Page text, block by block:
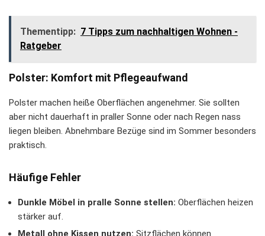
Thementipp: 7 Tipps zum nachhaltigen Wohnen -
Ratgeber
Polster: Komfort mit Pflegeaufwand
Polster machen heiße Oberflächen angenehmer. Sie sollten
aber nicht dauerhaft in praller Sonne oder nach Regen nass
liegen bleiben. Abnehmbare Bezüge sind im Sommer besonders
praktisch.
Häufige Fehler
Dunkle Möbel in pralle Sonne stellen: Oberflächen heizen
stärker auf.
Metall ohne Kissen nutzen: Sitzflächen können